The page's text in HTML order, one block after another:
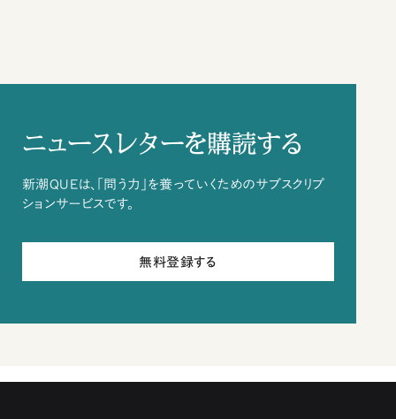
ニュースレターを購読する
新潮QUEは、「問う力」を養っていくためのサブスクリプ
ションサービスです。
無料登録する